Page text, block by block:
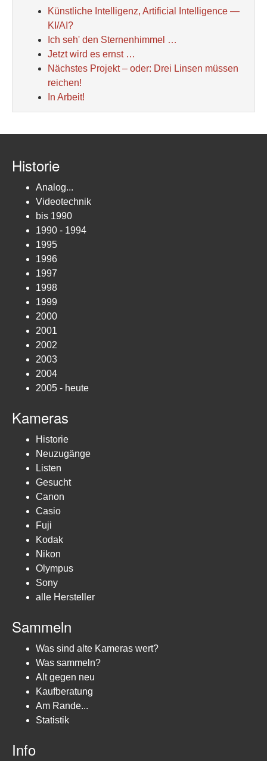
Künstliche Intelligenz, Artificial Intelligence —
KI/AI?
Ich seh' den Sternenhimmel …
Jetzt wird es ernst …
Nächstes Projekt – oder: Drei Linsen müssen
reichen!
In Arbeit!
Historie
Analog...
Videotechnik
bis 1990
1990 - 1994
1995
1996
1997
1998
1999
2000
2001
2002
2003
2004
2005 - heute
Kameras
Historie
Neuzugänge
Listen
Gesucht
Canon
Casio
Fuji
Kodak
Nikon
Olympus
Sony
alle Hersteller
Sammeln
Was sind alte Kameras wert?
Was sammeln?
Alt gegen neu
Kaufberatung
Am Rande...
Statistik
Info